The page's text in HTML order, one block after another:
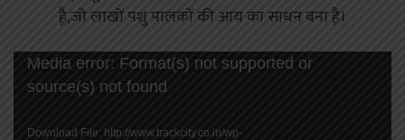
है़,जो लाखों पशु पालकों की आय का साधन बना है़।
Video
Player
Media error: Format(s) not supported or
source(s) not found
Download File: http://www.trackcity.co.in/wp-